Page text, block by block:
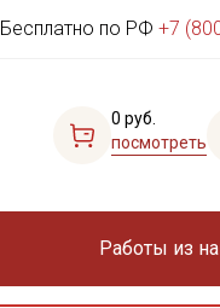
Бесплатно по РФ +7
0 руб.
посмотреть
Работы из